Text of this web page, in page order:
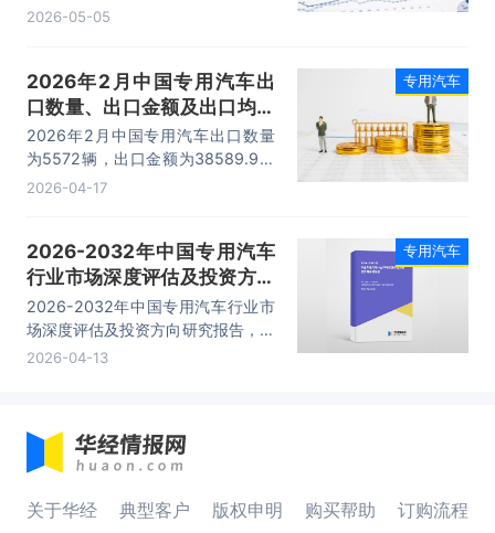
美元，出口均价为6.9万美元/辆。
2026-05-05
2026年2月中国专用汽车出
口数量、出口金额及出口均价
统计分析
2026年2月中国专用汽车出口数量
为5572辆，出口金额为38589.9万
美元，出口均价为6.9万美元/辆。
2026-04-17
专用汽车
2026-2032年中国专用汽车
行业市场深度评估及投资方向
研究报告
2026-2032年中国专用汽车行业市
场深度评估及投资方向研究报告，主
要包括行业竞争状况及市场格局解
2026-04-13
专用汽车
关于华经 典型客户 版权申明 购买帮助 订购流程